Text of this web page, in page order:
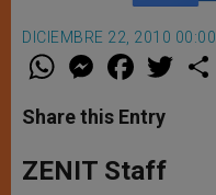
DICIEMBRE 22, 2010 00:00
W
t
s
p
p
M
e
s
e
g
e
F
a
e
b
o
k
w
Share this Entry
ZENIT Staff